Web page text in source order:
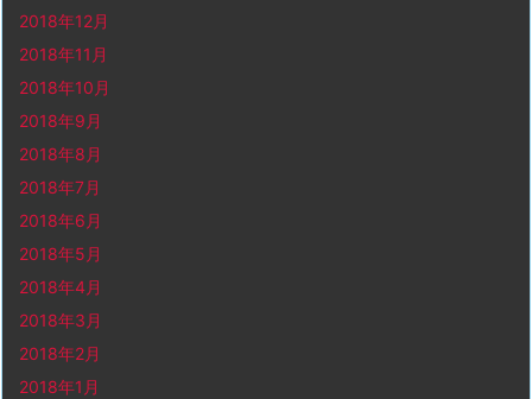
2018年12月
2018年11月
2018年10月
2018年9月
2018年8月
2018年7月
2018年6月
2018年5月
2018年4月
2018年3月
2018年2月
2018年1月